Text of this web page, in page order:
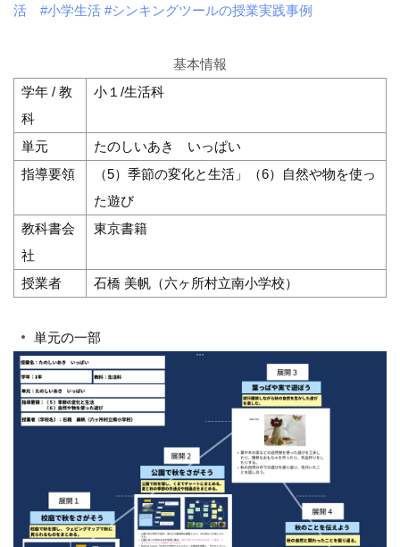
活
#小学生活 #シンキングツールの授業実践事例
基本情報
学年 / 教
科
小１/生活科
単元
たのしいあき いっぱい
指導要領
（5）季節の変化と生活」（6）自然や物を使っ
た遊び
教科書会
社
東京書籍
授業者 石橋 美帆（六ヶ所村立南小学校）
単元の一部